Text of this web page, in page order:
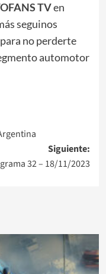
TVen
seguinos
no perderte
automotor
Siguiente:
32 – 18/11/2023